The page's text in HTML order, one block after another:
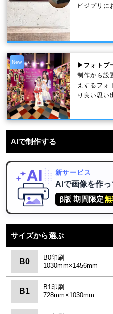
ビジプリに
New
▶フォトブ
制作から設
えするフォ
り良い思い
AIで制作する
新サービス
AIで画像を作っ
β版 期間限定無
サイズから選ぶ
B0
B0印刷
1030mm×1456mm
B1
B1印刷
728mm×1030mm